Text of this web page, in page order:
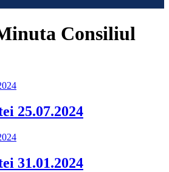
Consiliul
25.07.2024
31.01.2024